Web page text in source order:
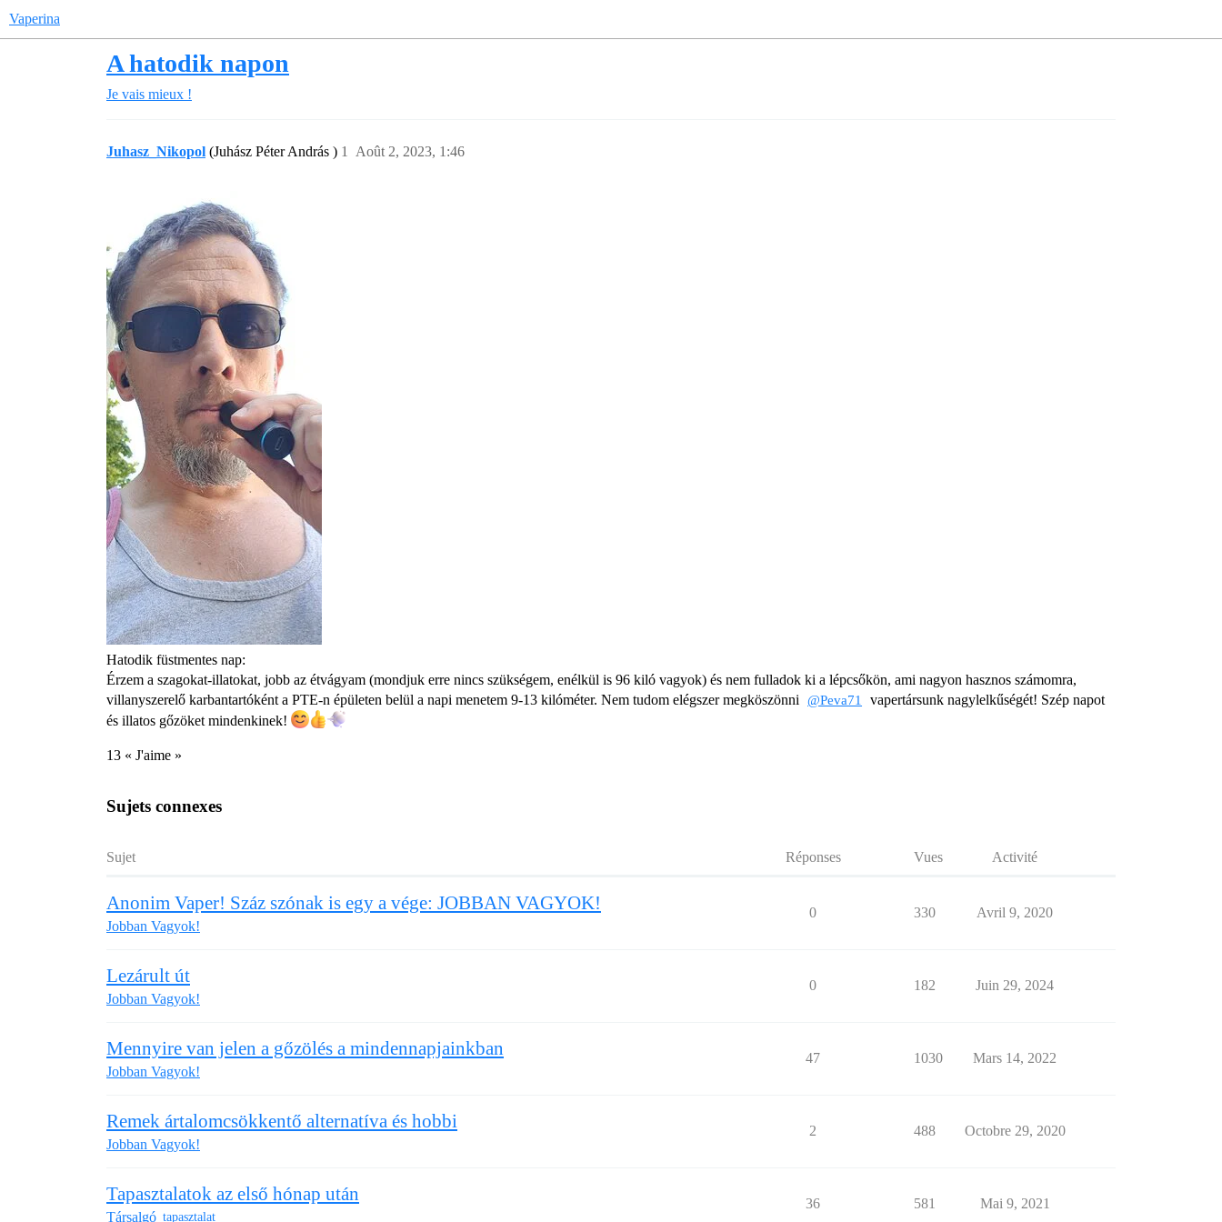
Vaperina
A hatodik napon
Je vais mieux !
Juhasz_Nikopol (Juhász Péter András ) Août 2, 2023, 1:46
1
Hatodik füstmentes nap:
Érzem a szagokat-illatokat, jobb az étvágyam (mondjuk erre nincs szükségem, enélkül is 96 kiló vagyok) és nem fulladok ki a lépcsőkön, ami nagyon hasznos számomra,
villanyszerelő karbantartóként a PTE-n épületen belül a napi menetem 9-13 kilóméter. Nem tudom elégszer megköszönni
@Peva71
vapertársunk nagylelkűségét! Szép napot
és illatos gőzöket mindenkinek!
13 « J'aime »
Sujets connexes
Sujet Réponses Vues Activité
Anonim Vaper! Száz szónak is egy a vége: JOBBAN VAGYOK!
Jobban Vagyok!
0 330 Avril 9, 2020
Lezárult út
Jobban Vagyok!
0 182 Juin 29, 2024
Mennyire van jelen a gőzölés a mindennapjainkban
Jobban Vagyok!
47 1030 Mars 14, 2022
Remek ártalomcsökkentő alternatíva és hobbi
Jobban Vagyok!
2 488 Octobre 29, 2020
Tapasztalatok az első hónap után
Társalgó tapasztalat
36 581 Mai 9, 2021